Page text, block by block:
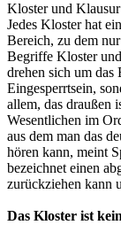
Kloster und
Jedes Kloster hat
Bereich, zu dem
Begriffe Kloster
drehen sich um
Eingesperrtsein,
allem, das draußen
Wesentlichen im
aus dem man das
hören kann, meint
bezeichnet einen
zurückziehen kann
Das Kloster ist